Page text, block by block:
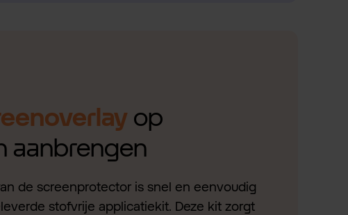
op
aanbrengen
de screenprotector is snel en eenvoudig
stofvrije applicatiekit. Deze kit zorgt